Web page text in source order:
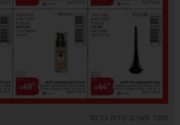
סופר פארם טירת כרמל